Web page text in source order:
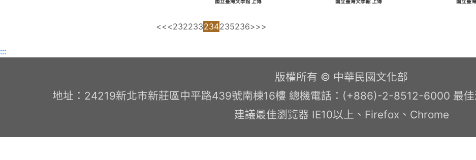
國立臺灣文學館 上傳 國立臺灣文學館 上傳 國立臺
<<<232233234235236>>>
:::
版權所有 © 中華民國文化部
地址：24219新北市新莊區中平路439號南棟16樓 總機電話：(+886)-2-8512-6000 最
建議最佳瀏覽器 IE10以上、Firefox、Chrome